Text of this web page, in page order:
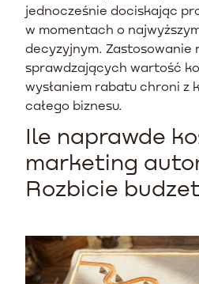
jednocześnie dociskając
w momentach o
decyzyjnym. Zastosowanie
sprawdzających wartość
wysłaniem rabatu chroni z
całego biznesu.
Ile naprawde
marketing
Rozbicie